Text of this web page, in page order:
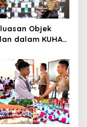
Objek
dalam KUHAP
Seminar Hukum